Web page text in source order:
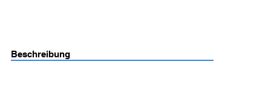
Beschreibung